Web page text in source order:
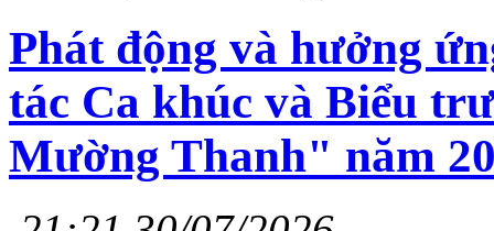
Phát động và hưởng
tác Ca khúc và Biểu
Mường Thanh" năm